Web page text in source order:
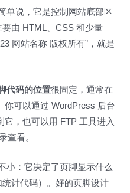
单说，它是控制网站底部区
由 HTML、CSS 和少量
网站名称 版权所有”，就是
代码的位置很固定，通常在
你可以通过 WordPress 后台
它，也可以用 FTP 工具进入
查看。
小：它决定了页脚显示什么
计代码）。好的页脚设计